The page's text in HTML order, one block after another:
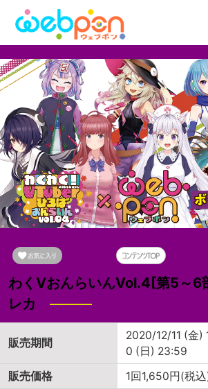
わくVおんらいんVol.4[第5～6
レカ
販売期間
2020/12/11 (金
0 (日) 23:59
販売価格
1回1,650円(税込